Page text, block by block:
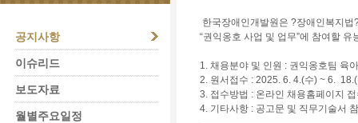
공지사항
이슈리드
보도자료
월별주요일정
한국장애인개발원은 ?장애인복지
“권익옹호 사업 및 업무”에 참여할
1. 채용분야 및 인원 : 권익옹호팀 육
2. 원서접수 : 2025. 6. 4.(수) ~ 6.
3. 접수방법 : 온라인 채용홈페이지
4. 기타사항 : 공고문 및 직무기술서